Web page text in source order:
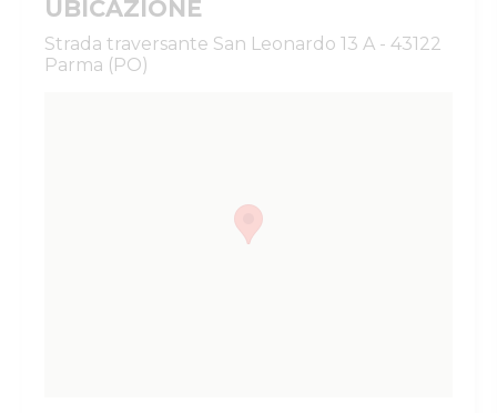
UBICAZIONE
Strada traversante San Leonardo 13 A - 43122
Parma (PO)